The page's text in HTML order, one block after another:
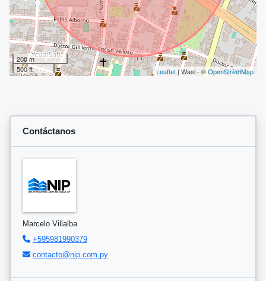
200 m
500 ft
Leaflet | Wasi - ©OpenStreetMap
Contáctanos
Marcelo Villalba
+595981990379
contacto@nip.com.py